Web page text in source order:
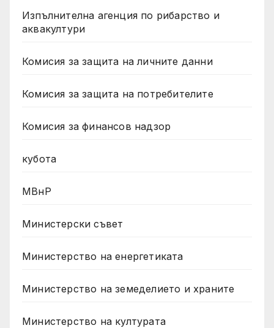
Изпълнителна агенция по рибарство и
аквакултури
Комисия за защита на личните данни
Комисия за защита на потребителите
Комисия за финансов надзор
кубота
МВнР
Министерски съвет
Министерство на енергетиката
Министерство на земеделието и храните
Министерство на културата